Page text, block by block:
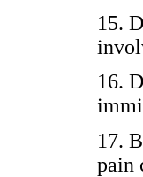
15.
16.
17.